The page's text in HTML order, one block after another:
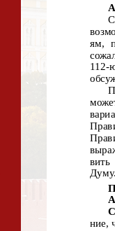
ям,
112-
вить
ние,